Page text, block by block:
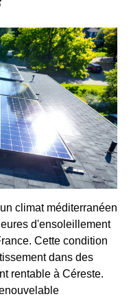
climat méditerranéen
d'ensoleillement
Cette condition
dans des
rentable à Céreste.